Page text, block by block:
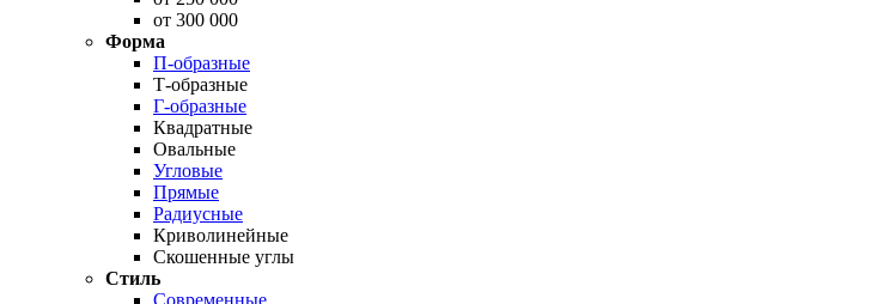
от 300 000
Форма
П-образные
Т-образные
Г-образные
Квадратные
Овальные
Угловые
Прямые
Радиусные
Криволинейные
Скошенные углы
Стиль
Современные